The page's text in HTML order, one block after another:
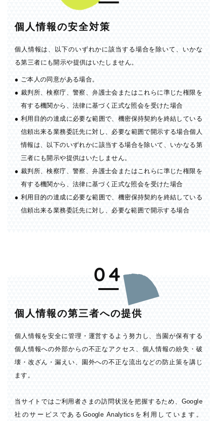
個人情報の安全対策
個人情報は、以下のいずれかに該当する場合を除いて、いかな
る第三者にも開示や提供はいたしません。
● ご本人の同意がある場合。
● 裁判所、検察庁、警察、弁護士会またはこれらに準じた権限を
有する機関から、法律に基づく正式な照会を受けた場合
● 利用目的の達成に必要な範囲で、機密保持契約を終結している
信頼出来る業務委託先に対し、必要な範囲で開示する場合個人
情報は、以下のいずれかに該当する場合を除いて、いかなる第
三者にも開示や提供はいたしません。
● 裁判所、検察庁、警察、弁護士会またはこれらに準じた権限を
有する機関から、法律に基づく正式な照会を受けた場合
● 利用目的の達成に必要な範囲で、機密保持契約を終結している
信頼出来る業務委託先に対し、必要な範囲で開示する場合
04
個人情報の第三者への提供
個人情報を安全に管理・運営するよう努力し、当園が保有する
個人情報への外部からの不正なアクセス、個人情報の紛失・破
壊・改ざん・漏えい、園外への不正な流出などの防止策を講じ
ます。
当サイトではご利用者さまの訪問状況を把握するため、Google
社のサービスであるGoogle Analyticsを利用しています。